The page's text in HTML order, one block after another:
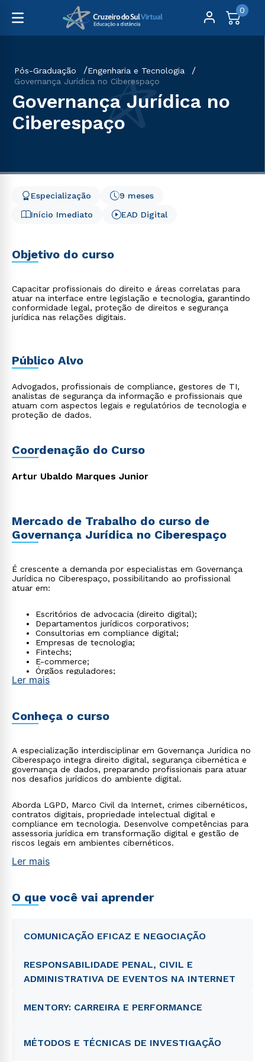
0
Pós-Graduação
Engenharia e Tecnologia
Governança Jurídica no Ciberespaço
Governança Jurídica no
Ciberespaço
Início Imediato
9 meses
Especialização
EAD Digital
Objetivo do curso
Capacitar profissionais do direito e áreas correlatas para
atuar na interface entre legislação e tecnologia, garantindo
conformidade legal, proteção de direitos e segurança
jurídica nas relações digitais.
Público Alvo
Advogados, profissionais de compliance, gestores de TI,
analistas de segurança da informação e profissionais que
atuam com aspectos legais e regulatórios de tecnologia e
proteção de dados.
Coordenação do Curso
Artur Ubaldo Marques Junior
Mercado de Trabalho do curso de
Governança Jurídica no Ciberespaço
É crescente a demanda por especialistas em Governança
Jurídica no Ciberespaço, possibilitando ao profissional
atuar em:
Escritórios de advocacia (direito digital);
Departamentos jurídicos corporativos;
Consultorias em compliance digital;
Empresas de tecnologia;
Fintechs;
E-commerce;
Órgãos reguladores;
Instituições financeiras.
Ler mais
Conheça o curso
A especialização interdisciplinar em Governança Jurídica no
Ciberespaço integra direito digital, segurança cibernética e
governança de dados, preparando profissionais para atuar
nos desafios jurídicos do ambiente digital.
Aborda LGPD, Marco Civil da Internet, crimes cibernéticos,
contratos digitais, propriedade intelectual digital e
compliance em tecnologia. Desenvolve competências para
assessoria jurídica em transformação digital e gestão de
riscos legais em ambientes cibernéticos.
Ler mais
O que você vai aprender
COMUNICAÇÃO EFICAZ E NEGOCIAÇÃO
RESPONSABILIDADE PENAL, CIVIL E
ADMINISTRATIVA DE EVENTOS NA INTERNET
MENTORY: CARREIRA E PERFORMANCE
MÉTODOS E TÉCNICAS DE INVESTIGAÇÃO